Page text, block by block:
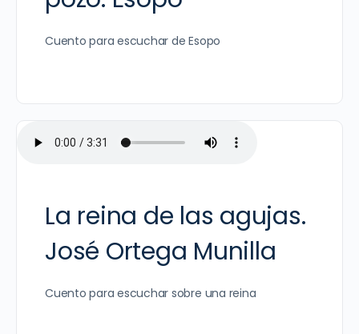
Cuento para escuchar de Esopo
La reina de las agujas.
José Ortega Munilla
Cuento para escuchar sobre una reina